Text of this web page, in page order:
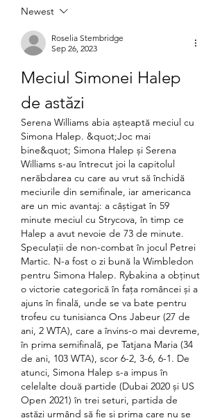
Newest
Roselia Stembridge
Sep 26, 2023
Meciul Simonei Halep
de astăzi
Serena Williams abia așteaptă meciul cu
Simona Halep. &quot;Joc mai
bine&quot; Simona Halep și Serena
Williams s-au întrecut joi la capitolul
nerăbdarea cu care au vrut să închidă
meciurile din semifinale, iar americanca
are un mic avantaj: a câștigat în 59
minute meciul cu Strycova, în timp ce
Halep a avut nevoie de 73 de minute.
Speculații de non-combat în jocul Petrei
Martic. N-a fost o zi bună la Wimbledon
pentru Simona Halep. Rybakina a obținut
o victorie categorică în fața româncei și a
ajuns în finală, unde se va bate pentru
trofeu cu tunisianca Ons Jabeur (27 de
ani, 2 WTA), care a învins-o mai devreme,
în prima semifinală, pe Tatjana Maria (34
de ani, 103 WTA), scor 6-2, 3-6, 6-1. De
atunci, Simona Halep s-a impus în
celelalte două partide (Dubai 2020 și US
Open 2021) în trei seturi, partida de
astăzi urmând să fie și prima care nu se